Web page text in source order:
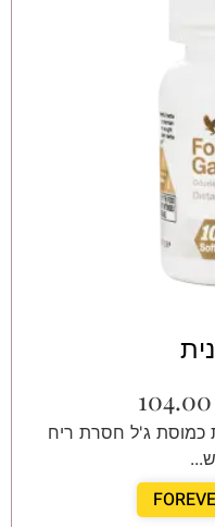
104.00
כמוסת ג'ל חסרת ריח